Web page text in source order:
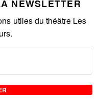
NEWSLETTER
utiles du théâtre Les